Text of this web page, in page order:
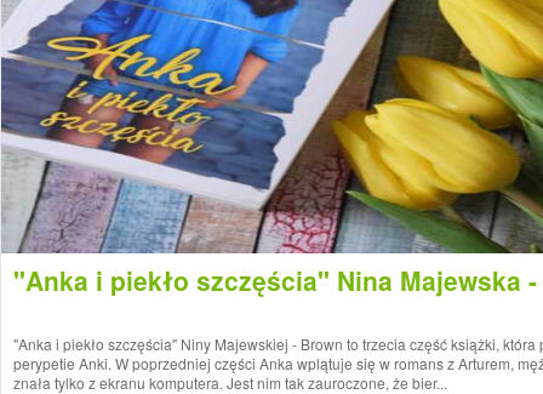
"Anka i piekło szczęścia" Nina Majewska
"Anka i piekło szczęścia" Niny Majewskiej - Brown to trzecia część książki, która
perypetie Anki. W poprzedniej części Anka wplątuje się w romans z Arturem,
znała tylko z ekranu komputera. Jest nim tak zauroczone, że bier...